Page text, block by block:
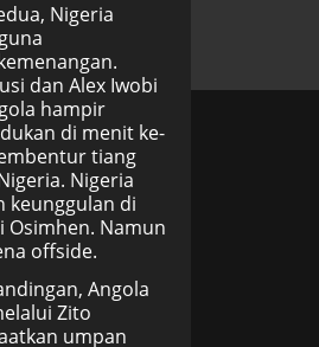
Nigeria
dan Alex Iwobi
hampir
di menit ke-
tiang
Nigeria
keunggulan di
Osimhen. Namun
offside.
Angola
Zito
umpan